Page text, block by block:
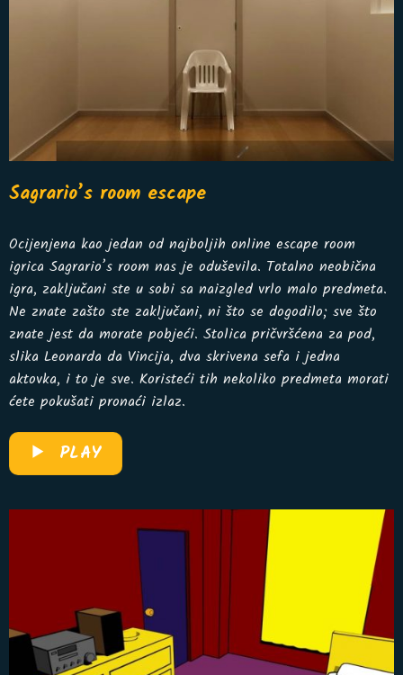
Sagrario’s room escape
Ocijenjena kao jedan od najboljih online escape room
igrica Sagrario’s room nas je oduševila. Totalno neobična
igra, zaključani ste u sobi sa naizgled vrlo malo predmeta.
Ne znate zašto ste zaključani, ni što se dogodilo; sve što
znate jest da morate pobjeći. Stolica pričvršćena za pod,
slika Leonarda da Vincija, dva skrivena sefa i jedna
aktovka, i to je sve. Koristeći tih nekoliko predmeta morati
ćete pokušati pronaći izlaz.
PLAY